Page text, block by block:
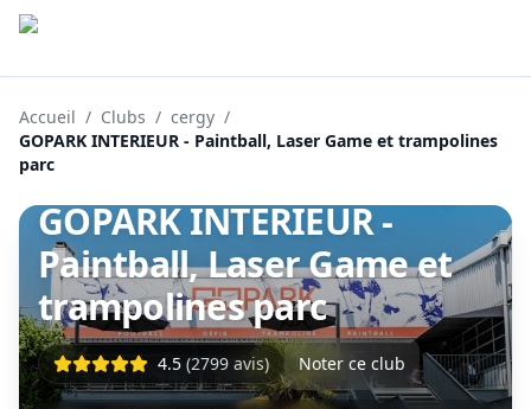
Accueil / Clubs / cergy /
GOPARK INTERIEUR - Paintball, Laser Game et trampolines
parc
cergy
GOPARK INTERIEUR -
Paintball, Laser Game et
trampolines parc
4.5 (2799 avis) Noter ce club